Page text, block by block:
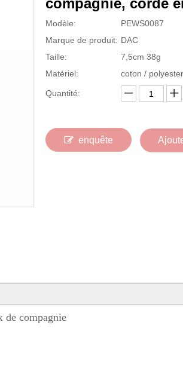
compagnie, corde
Modèle:
PEWS0087
Marque de produit: DAC
Taille:
7,5cm 38g
Matériel:
coton / polyester
Quantité:
enquête
de compagnie